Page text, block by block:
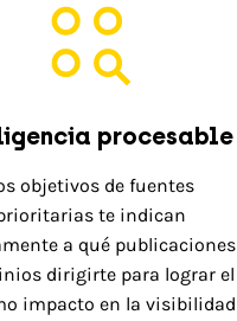
procesable
objetivos de fuentes
te indican
a qué publicaciones
dirigirte para lograr el
impacto en la visibilidad